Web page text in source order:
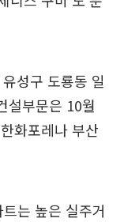
성구 도룡동 일
설부문은 10월
화포레나 부산
는 높은 실주거